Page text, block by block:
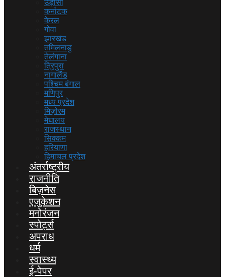
उड़ीसा
कर्नाटक
केरल
गोवा
झारखंड
तमिलनाडु
तेलंगाना
त्रिपुरा
नागालैंड
पश्चिम बंगाल
मणिपुर
मध्य प्रदेश
मिज़ोरम
मेघालय
राजस्थान
सिक्कम
हरियाणा
हिमाचल प्रदेश
अंतर्राष्ट्रीय
राजनीति
बिज़नेस
एजुकेशन
मनोरंजन
स्पोर्ट्स
अपराध
धर्म
स्वास्थ्य
ई-पेपर